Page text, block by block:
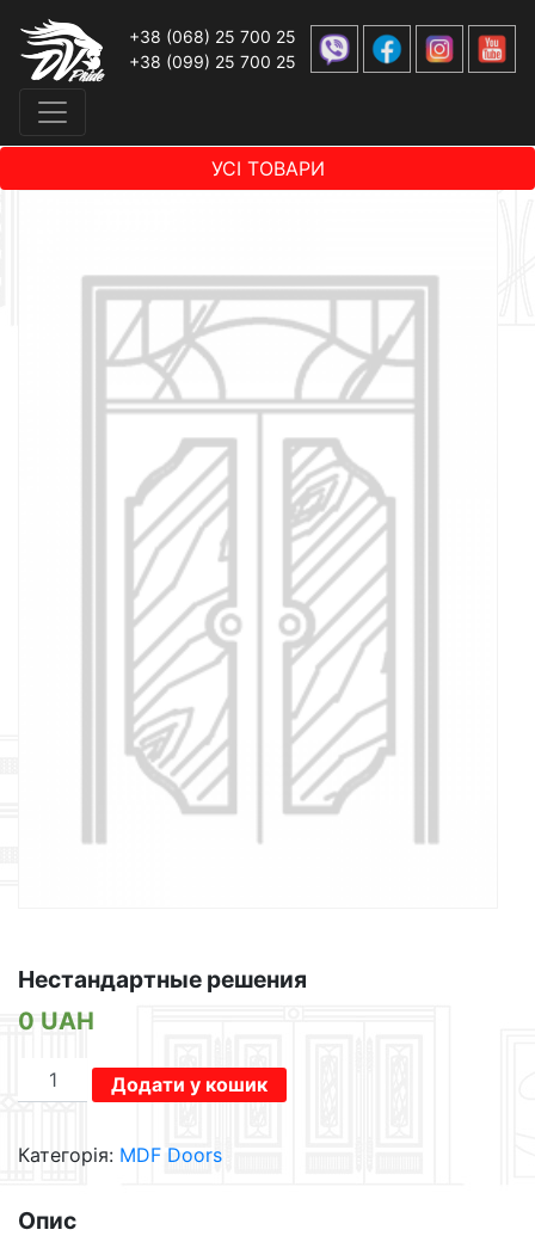
+38 (068) 25 700 25
+38 (099) 25 700 25
УСІ ТОВАРИ
Нестандартные решения
0 UAH
Нестандартные
решения
Додати у кошик
Категорія: MDF Doors
Опис